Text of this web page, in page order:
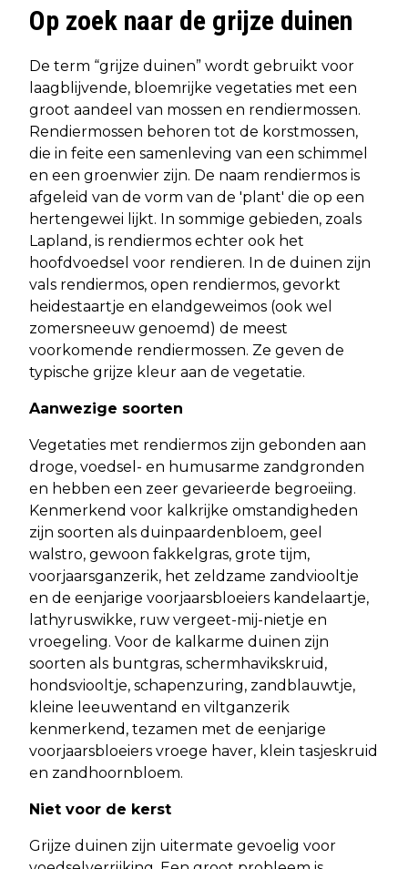
Op zoek naar de grijze duinen
De term “grijze duinen” wordt gebruikt voor
laagblijvende, bloemrijke vegetaties met een
groot aandeel van mossen en rendiermossen.
Rendiermossen behoren tot de korstmossen,
die in feite een samenleving van een schimmel
en een groenwier zijn. De naam rendiermos is
afgeleid van de vorm van de 'plant' die op een
hertengewei lijkt. In sommige gebieden, zoals
Lapland, is rendiermos echter ook het
hoofdvoedsel voor rendieren. In de duinen zijn
vals rendiermos, open rendiermos, gevorkt
heidestaartje en elandgeweimos (ook wel
zomersneeuw genoemd) de meest
voorkomende rendiermossen. Ze geven de
typische grijze kleur aan de vegetatie.
Aanwezige soorten
Vegetaties met rendiermos zijn gebonden aan
droge, voedsel- en humusarme zandgronden
en hebben een zeer gevarieerde begroeiing.
Kenmerkend voor kalkrijke omstandigheden
zijn soorten als duinpaardenbloem, geel
walstro, gewoon fakkelgras, grote tijm,
voorjaarsganzerik, het zeldzame zandviooltje
en de eenjarige voorjaarsbloeiers kandelaartje,
lathyruswikke, ruw vergeet-mij-nietje en
vroegeling. Voor de kalkarme duinen zijn
soorten als buntgras, schermhavikskruid,
hondsviooltje, schapenzuring, zandblauwtje,
kleine leeuwentand en viltganzerik
kenmerkend, tezamen met de eenjarige
voorjaarsbloeiers vroege haver, klein tasjeskruid
en zandhoornbloem.
Niet voor de kerst
Grijze duinen zijn uitermate gevoelig voor